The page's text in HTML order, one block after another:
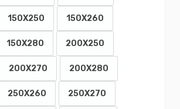
150X250 150X260
150X280 200X250
200X270 200X280
250X260 250X270